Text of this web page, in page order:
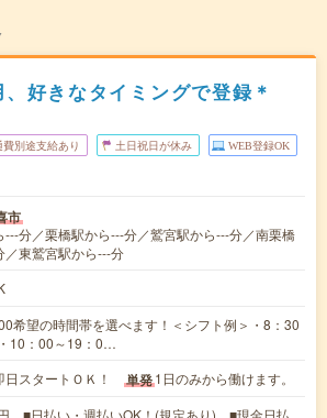
好きなタイミングで登録＊
費別途支給あり 土日祝日が休み WEB登録OK
市
---分／栗橋駅から---分／鷲宮駅から---分／南栗橋
／東鷲宮駅から---分
希望の時間帯を選べます！＜シフト例＞・8：30
10：00～19：0…
日スタートＯＫ！ 単発1日のみから働けます。
■日払い・週払いOK！(規定あり) ■現金日払